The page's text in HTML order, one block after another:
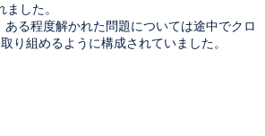
した。
る程度解かれた問題については途中でクロ
り組めるように構成されていました。